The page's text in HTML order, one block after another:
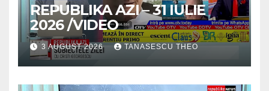
REPUBLIKA AZI – 31 IULIE
2026 /VIDEO
3 AUGUST 2026 TANASESCU THEO